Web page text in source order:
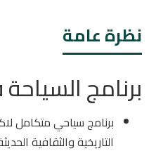
نظرة عامة
برنامج
برنامج سياحي متكامل
التاريخية والثقافية